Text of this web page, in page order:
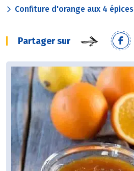
Confiture d'orange aux 4 épices
Partager sur